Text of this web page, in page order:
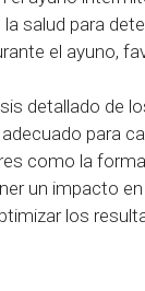
salud para
el ayuno,
detallado de
para
como la
un impacto
los